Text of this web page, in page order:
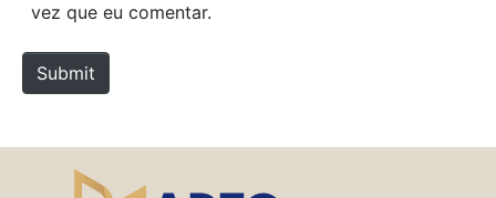
e
vez que eu comentar.
Submit